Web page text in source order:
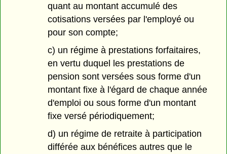
quant au montant accumulé des
cotisations versées par l'employé ou
pour son compte;
c) un régime à prestations forfaitaires,
en vertu duquel les prestations de
pension sont versées sous forme d'un
montant fixe à l'égard de chaque année
d'emploi ou sous forme d'un montant
fixe versé périodiquement;
d) un régime de retraite à participation
différée aux bénéfices autres que le